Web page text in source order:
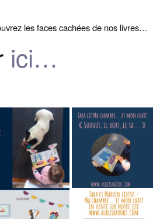
les faces cachées de nos livres…
ici…